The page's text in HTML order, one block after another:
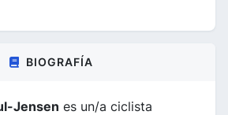
BIOGRAFÍA
Jensen es un/a ciclista